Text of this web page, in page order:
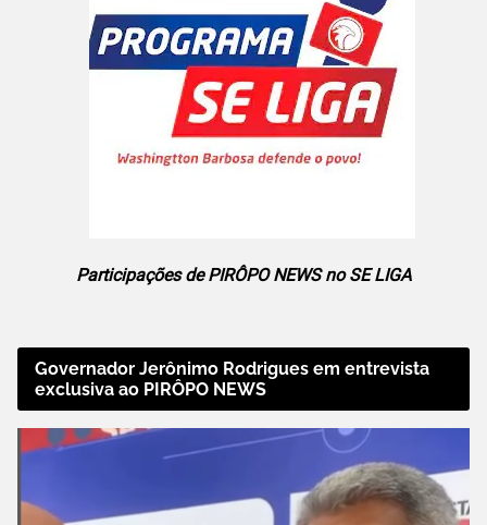
Participações de PIRÔPO NEWS no SE LIGA
Governador Jerônimo Rodrigues em entrevista
exclusiva ao PIRÔPO NEWS